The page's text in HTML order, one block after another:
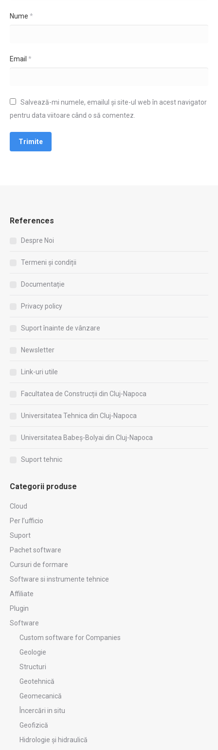
Nume *
Email *
Salvează-mi numele, emailul și site-ul web în acest navigator
pentru data viitoare când o să comentez.
References
Despre Noi
Termeni și condiții
Documentație
Privacy policy
Suport înainte de vânzare
Newsletter
Link-uri utile
Facultatea de Construcții din Cluj-Napoca
Universitatea Tehnica din Cluj-Napoca
Universitatea Babeș-Bolyai din Cluj-Napoca
Suport tehnic
Categorii produse
Cloud
Per l’ufficio
Suport
Pachet software
Cursuri de formare
Software si instrumente tehnice
Affiliate
Plugin
Software
Custom software for Companies
Geologie
Structuri
Geotehnică
Geomecanică
Încercări in situ
Geofizică
Hidrologie şi hidraulică